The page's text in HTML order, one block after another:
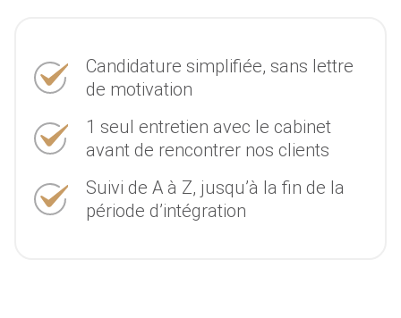
Candidature simplifiée, sans lettre
de motivation
1 seul entretien avec le cabinet
avant de rencontrer nos clients
Suivi de A à Z, jusqu’à la fin de la
période d’intégration